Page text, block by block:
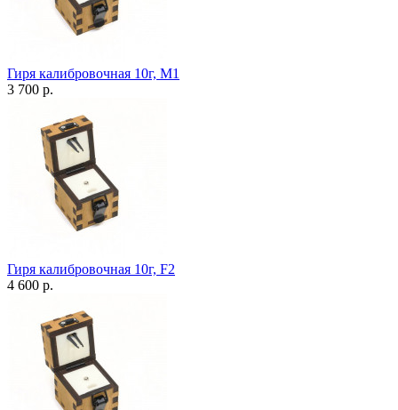
Гиря калибровочная 10г, М1
3 700 р.
Гиря калибровочная 10г, F2
4 600 р.